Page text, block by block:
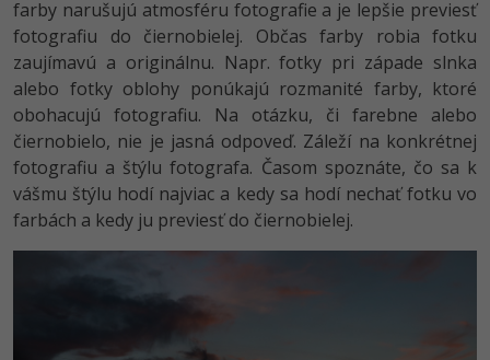
farby narušujú atmosféru fotografie a je lepšie previesť
fotografiu do čiernobielej. Občas farby robia fotku
zaujímavú a originálnu. Napr. fotky pri západe slnka
alebo fotky oblohy ponúkajú rozmanité farby, ktoré
obohacujú fotografiu. Na otázku, či farebne alebo
čiernobielo, nie je jasná odpoveď. Záleží na konkrétnej
fotografiu a štýlu fotografa. Časom spoznáte, čo sa k
vášmu štýlu hodí najviac a kedy sa hodí nechať fotku vo
farbách a kedy ju previesť do čiernobielej.